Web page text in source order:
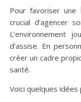
Pour favoriser
crucial d’agencer
L’environnement
d’assise. En
créer un cadre
santé.
Voici quelques